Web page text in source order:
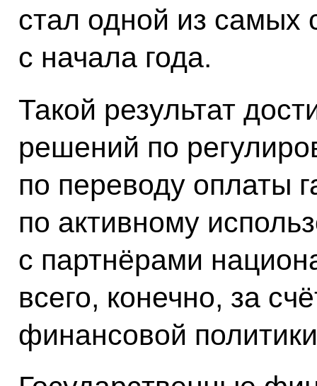
стал одной из
с начала года.
Такой результат
решений по
по переводу оплаты
по активному
с партнёрами
всего, конечно, за
финансовой